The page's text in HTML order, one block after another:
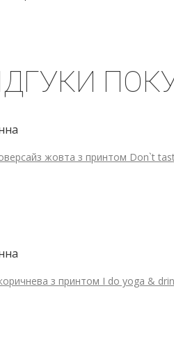
жовта з принтом Don`t
з принтом I do yoga &